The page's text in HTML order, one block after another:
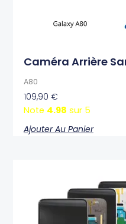
Caméra Arrière
A80
109,90 €
Note 4.98 sur 5
Ajouter Au Panier
a